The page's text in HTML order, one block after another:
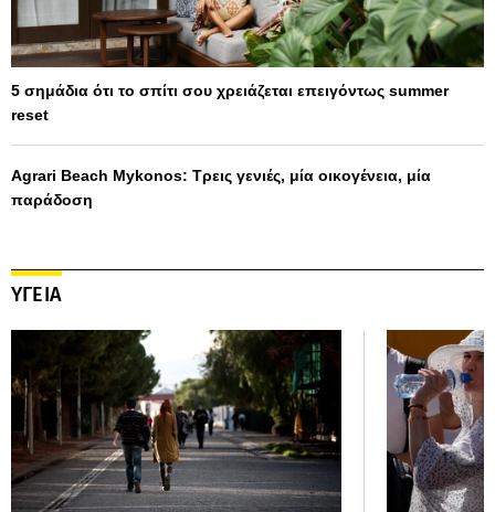
5 σημάδια ότι το σπίτι σου χρειάζεται επειγόντως summer
reset
Agrari Beach Mykonos: Τρεις γενιές, μία οικογένεια, μία
παράδοση
ΥΓΕΙΑ